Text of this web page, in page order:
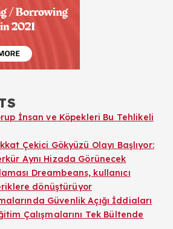
İnsan ve Köpekleri Bu Tehlikeli
Çekici Gökyüzü Olayı Başlıyor:
Aynı Hizada Görünecek
Dreambeans, kullanıcı
dönüştürüyor
Güvenlik Açığı İddiaları
Çalışmalarını Tek Bültende